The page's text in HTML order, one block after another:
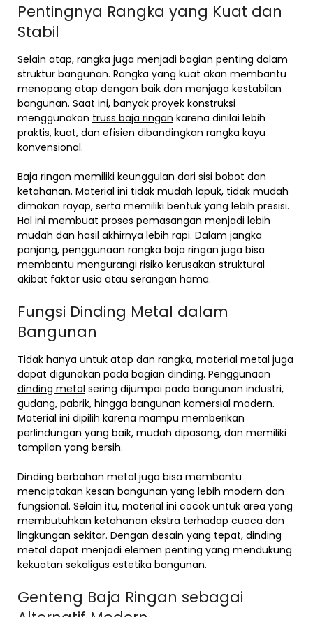
Pentingnya Rangka yang Kuat dan
Stabil
Selain atap, rangka juga menjadi bagian penting dalam
struktur bangunan. Rangka yang kuat akan membantu
menopang atap dengan baik dan menjaga kestabilan
bangunan. Saat ini, banyak proyek konstruksi
menggunakan truss baja ringan karena dinilai lebih
praktis, kuat, dan efisien dibandingkan rangka kayu
konvensional.
Baja ringan memiliki keunggulan dari sisi bobot dan
ketahanan. Material ini tidak mudah lapuk, tidak mudah
dimakan rayap, serta memiliki bentuk yang lebih presisi.
Hal ini membuat proses pemasangan menjadi lebih
mudah dan hasil akhirnya lebih rapi. Dalam jangka
panjang, penggunaan rangka baja ringan juga bisa
membantu mengurangi risiko kerusakan struktural
akibat faktor usia atau serangan hama.
Fungsi Dinding Metal dalam
Bangunan
Tidak hanya untuk atap dan rangka, material metal juga
dapat digunakan pada bagian dinding. Penggunaan
dinding metal sering dijumpai pada bangunan industri,
gudang, pabrik, hingga bangunan komersial modern.
Material ini dipilih karena mampu memberikan
perlindungan yang baik, mudah dipasang, dan memiliki
tampilan yang bersih.
Dinding berbahan metal juga bisa membantu
menciptakan kesan bangunan yang lebih modern dan
fungsional. Selain itu, material ini cocok untuk area yang
membutuhkan ketahanan ekstra terhadap cuaca dan
lingkungan sekitar. Dengan desain yang tepat, dinding
metal dapat menjadi elemen penting yang mendukung
kekuatan sekaligus estetika bangunan.
Genteng Baja Ringan sebagai